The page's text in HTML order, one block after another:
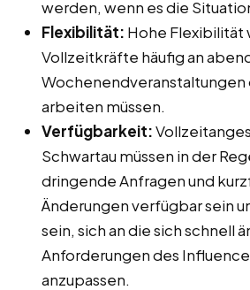
werden, wenn es die
Flexibilität: Hohe Flexibilität
Vollzeitkräfte häufig an
Wochenendveranstaltungen
arbeiten müssen.
Verfügbarkeit:
Schwartau müssen in der
dringende Anfragen und
Änderungen verfügbar sein
sein, sich an die sich schnell
Anforderungen des
anzupassen.